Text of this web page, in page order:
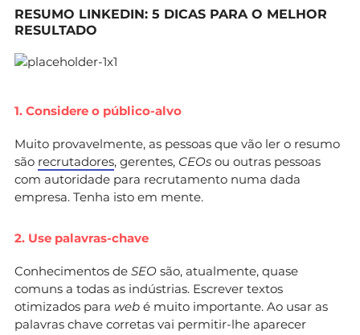
RESUMO LINKEDIN: 5 DICAS PARA O MELHOR
RESULTADO
1. Considere o público-alvo
Muito provavelmente, as pessoas que vão ler o resumo
são recrutadores, gerentes, CEOs ou outras pessoas
com autoridade para recrutamento numa dada
empresa. Tenha isto em mente.
2. Use palavras-chave
Conhecimentos de SEO são, atualmente, quase
comuns a todas as indústrias. Escrever textos
otimizados para web é muito importante. Ao usar as
palavras chave corretas vai permitir-lhe aparecer